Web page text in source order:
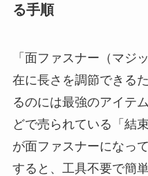
る手順
「面ファスナー（マジ
在に長さを調節できる
るのには最強のアイテ
どで売られている「結
が面ファスナーになっ
すると、工具不要で簡